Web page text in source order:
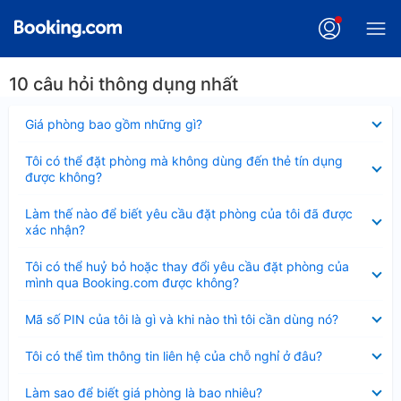
10 câu hỏi thông dụng nhất
Giá phòng bao gồm những gì?
thu
Tôi có thể đặt phòng mà không dùng đến thẻ tín dụng
được không?
thu
gọn
Làm thế nào để biết yêu cầu đặt phòng của tôi đã được
xác nhận?
thu
gọn
Tôi có thể huỷ bỏ hoặc thay đổi yêu cầu đặt phòng của
mình qua Booking.com được không?
thu
gọn
Mã số PIN của tôi là gì và khi nào thì tôi cần dùng nó?
thu
Tôi có thể tìm thông tin liên hệ của chỗ nghỉ ở đâu?
thu
Làm sao để biết giá phòng là bao nhiêu?
thu